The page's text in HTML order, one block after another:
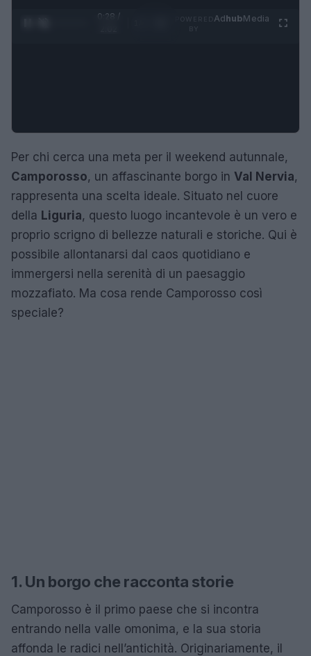
0:29 /
AdhubMedia
Per chi cerca una meta per il weekend autunnale,
Camporosso, un affascinante borgo in Val Nervia,
rappresenta una scelta ideale. Situato nel cuore
della Liguria, questo luogo incantevole è un vero e
proprio scrigno di bellezze naturali e storiche. Qui è
possibile allontanarsi dal caos quotidiano e
immergersi nella serenità di un paesaggio
mozzafiato. Ma cosa rende Camporosso così
speciale?
1. Un borgo che racconta storie
Camporosso è il primo paese che si incontra
entrando nella valle omonima, e la sua storia
affonda le radici nell’antichità. Originariamente, il